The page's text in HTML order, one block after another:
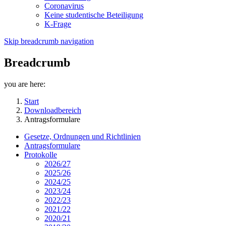
Coronavirus
Keine studentische Beteiligung
K-Frage
Skip breadcrumb navigation
Breadcrumb
you are here:
Start
Downloadbereich
Antragsformulare
Gesetze, Ordnungen und Richtlinien
Antragsformulare
Protokolle
2026/27
2025/26
2024/25
2023/24
2022/23
2021/22
2020/21